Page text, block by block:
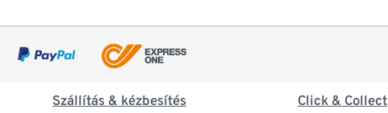
Szállítás & kézbesítés Click & Collect